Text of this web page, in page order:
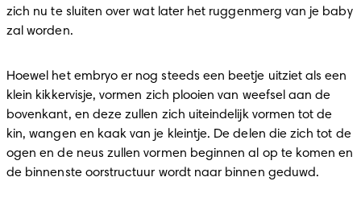
zich nu te sluiten over wat later het ruggenmerg van je baby
zal worden.
Hoewel het embryo er nog steeds een beetje uitziet als een
klein kikkervisje, vormen zich plooien van weefsel aan de
bovenkant, en deze zullen zich uiteindelijk vormen tot de
kin, wangen en kaak van je kleintje. De delen die zich tot de
ogen en de neus zullen vormen beginnen al op te komen en
de binnenste oorstructuur wordt naar binnen geduwd.